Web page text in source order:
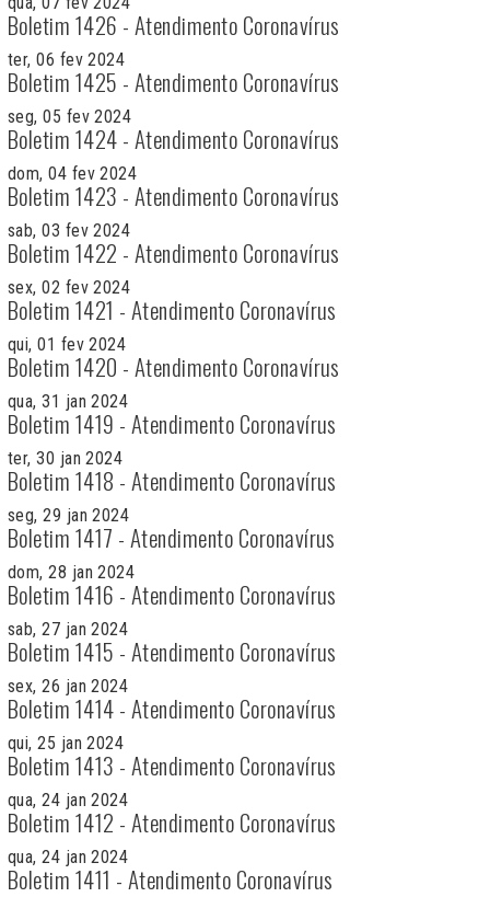
Boletim 1426 - Atendimento Coronavírus
ter, 06 fev 2024
Boletim 1425 - Atendimento Coronavírus
seg, 05 fev 2024
Boletim 1424 - Atendimento Coronavírus
dom, 04 fev 2024
Boletim 1423 - Atendimento Coronavírus
sab, 03 fev 2024
Boletim 1422 - Atendimento Coronavírus
sex, 02 fev 2024
Boletim 1421 - Atendimento Coronavírus
qui, 01 fev 2024
Boletim 1420 - Atendimento Coronavírus
qua, 31 jan 2024
Boletim 1419 - Atendimento Coronavírus
ter, 30 jan 2024
Boletim 1418 - Atendimento Coronavírus
seg, 29 jan 2024
Boletim 1417 - Atendimento Coronavírus
dom, 28 jan 2024
Boletim 1416 - Atendimento Coronavírus
sab, 27 jan 2024
Boletim 1415 - Atendimento Coronavírus
sex, 26 jan 2024
Boletim 1414 - Atendimento Coronavírus
qui, 25 jan 2024
Boletim 1413 - Atendimento Coronavírus
qua, 24 jan 2024
Boletim 1412 - Atendimento Coronavírus
qua, 24 jan 2024
Boletim 1411 - Atendimento Coronavírus